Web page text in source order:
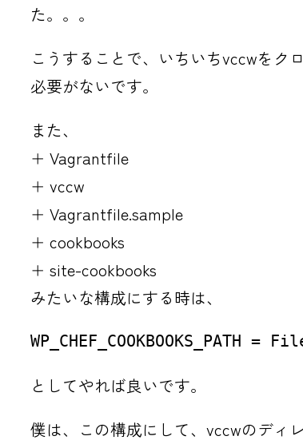
た。。。
こうすることで、いちいちvccwをク
必要がないです。
また、
+ Vagrantfile
+ vccw
+ Vagrantfile.sample
+ cookbooks
+ site-cookbooks
みたいな構成にする時は、
としてやれば良いです。
僕は、この構成にして、vccwのディ